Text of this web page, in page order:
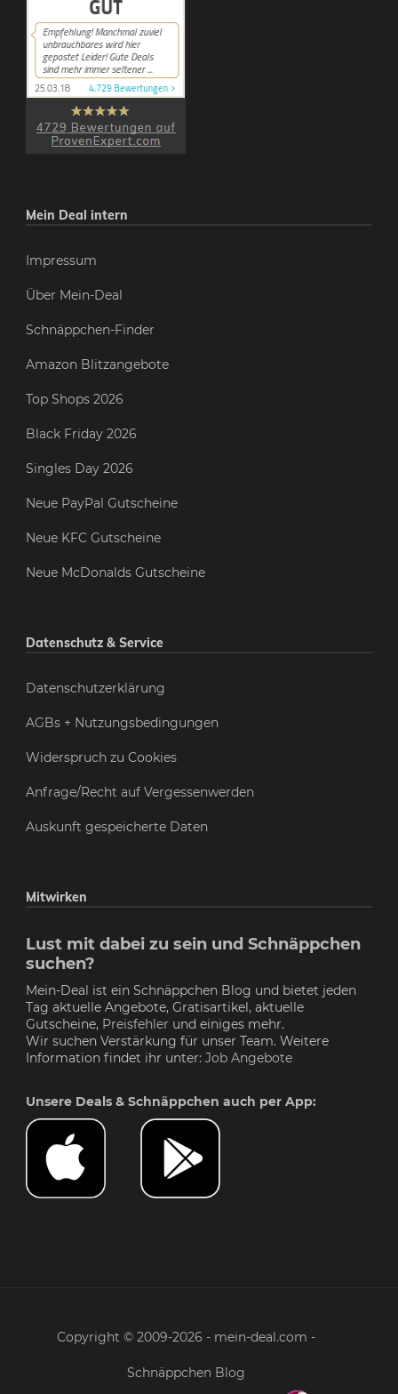
Mein Deal intern
Impressum
Über Mein-Deal
Schnäppchen-Finder
Amazon Blitzangebote
Top Shops 2026
Black Friday 2026
Singles Day 2026
Neue PayPal Gutscheine
Neue KFC Gutscheine
Neue McDonalds Gutscheine
Datenschutz & Service
Datenschutzerklärung
AGBs + Nutzungsbedingungen
Widerspruch zu Cookies
Anfrage/Recht auf Vergessenwerden
Auskunft gespeicherte Daten
Mitwirken
Lust mit dabei zu sein und Schnäppchen
suchen?
Mein-Deal ist ein Schnäppchen Blog und bietet jeden
Tag aktuelle Angebote, Gratisartikel, aktuelle
Gutscheine, Preisfehler und einiges mehr.
Wir suchen Verstärkung für unser Team. Weitere
Information findet ihr unter: Job Angebote
Unsere Deals & Schnäppchen auch per App:
Copyright © 2009-2026 - mein-deal.com -
Schnäppchen Blog